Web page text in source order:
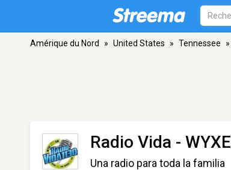
Amérique du Nord » United States » Tennessee »
Radio Vida - WYXE
Una radio para toda la familia